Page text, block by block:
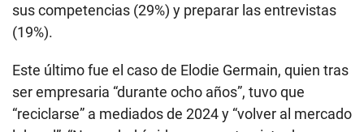
sus competencias (29%) y preparar las entrevistas
(19%).
Este último fue el caso de Elodie Germain, quien tras
ser empresaria “durante ocho años”, tuvo que
“reciclarse” a mediados de 2024 y “volver al mercado